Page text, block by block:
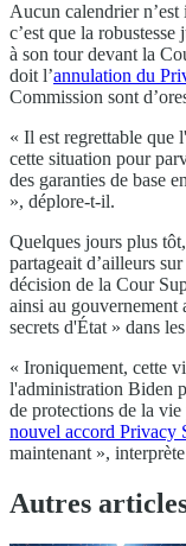
Aucun calendrier
c’est que la
à son tour devant la
doit l’annulation du
Commission sont
« Il est regrettable que
cette situation pour
des garanties de base
», déplore-t-il.
Quelques jours plus
partageait d’ailleurs
décision de la Cour
ainsi au gouvernement
secrets d'État » dans
« Ironiquement, cette
l'administration Biden
de protections de la
nouvel accord Privacy
maintenant »,
Autres